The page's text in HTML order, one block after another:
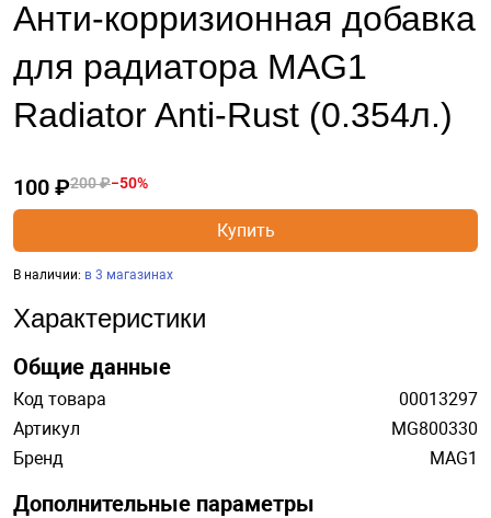
Анти-корризионная добавка
для радиатора MAG1
Radiator Anti-Rust (0.354л.)
100 ₽200 ₽−50%
Купить
В наличии: в 3 магазинах
Характеристики
Общие данные
Код товара
00013297
Артикул
MG800330
Бренд
MAG1
Дополнительные параметры